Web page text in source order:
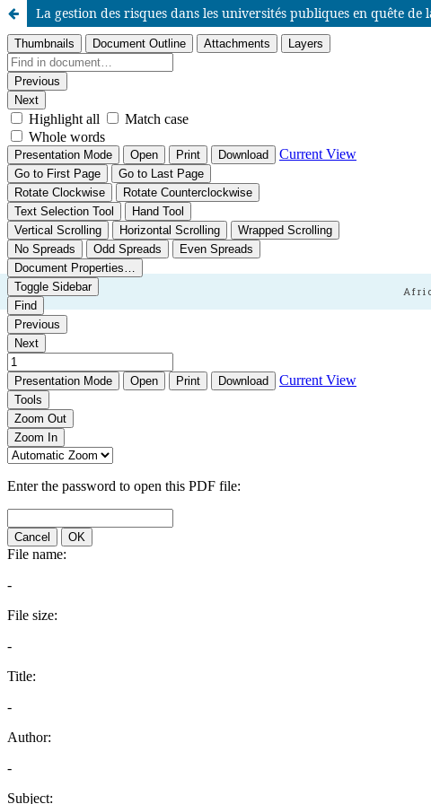
La gestion des risques dans les universités publiques en quête